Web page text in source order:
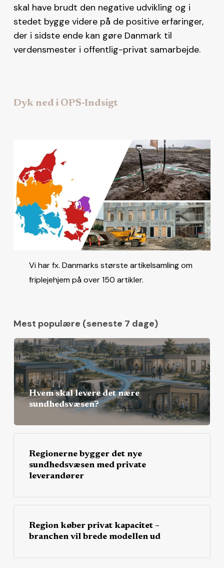
skal have brudt den negative udvikling og i
stedet bygge videre på de positive erfaringer,
der i sidste ende kan gøre Danmark til
verdensmester i offentlig-privat samarbejde.
Dyk ned i OPS-Indsigt
Vi har fx. Danmarks største artikelsamling om
friplejehjem på over 150 artikler.
Mest populære (seneste 7 dage)
Hvem skal levere det nære
sundhedsvæsen?
Regionerne bygger det nye
sundhedsvæsen med private
leverandører
Region køber privat kapacitet –
branchen vil brede modellen ud